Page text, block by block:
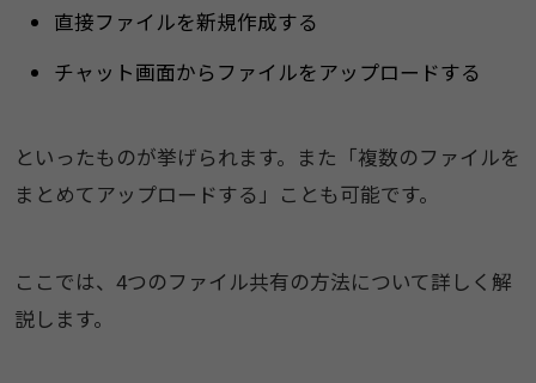
直接ファイルを新規作成する
チャット画面からファイルをアップロードする
といったものが挙げられます。また「複数のファイルを
まとめてアップロードする」ことも可能です。
ここでは、4つのファイル共有の方法について詳しく解
説します。